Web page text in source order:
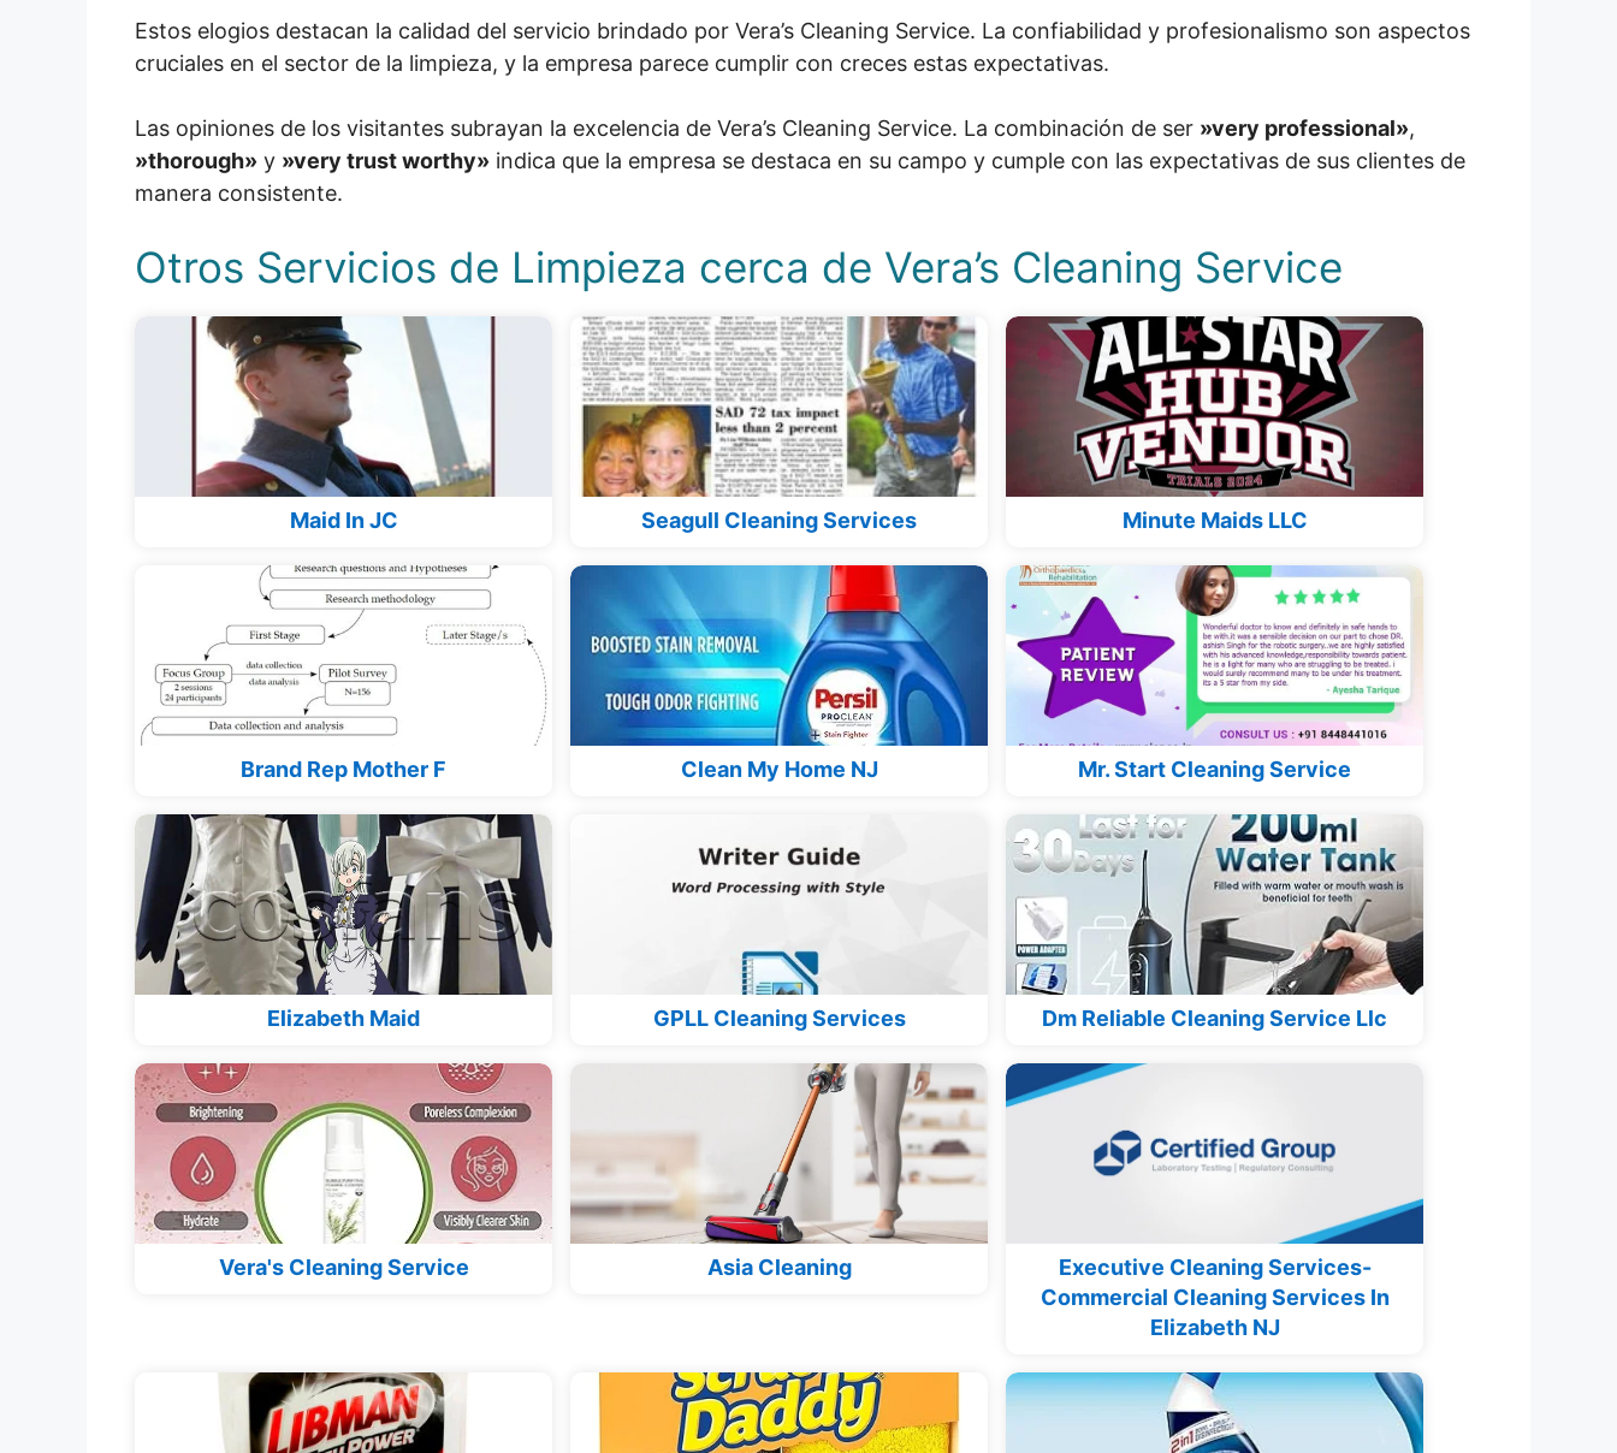
Estos elogios destacan la calidad del servicio brindado por Vera’s Cleaning Service. La confiabilidad y profesionalismo son aspectos
cruciales en el sector de la limpieza, y la empresa parece cumplir con creces estas expectativas.
Las opiniones de los visitantes subrayan la excelencia de Vera’s Cleaning Service. La combinación de ser »very professional»,
»thorough» y »very trust worthy» indica que la empresa se destaca en su campo y cumple con las expectativas de sus clientes de
manera consistente.
Otros Servicios de Limpieza cerca de Vera’s Cleaning Service
Maid In JC Seagull Cleaning Services Minute Maids LLC
Brand Rep Mother F Clean My Home NJ Mr. Start Cleaning Service
Elizabeth Maid GPLL Cleaning Services Dm Reliable Cleaning Service Llc
Vera's Cleaning Service Asia Cleaning
Executive Cleaning Services-
Commercial Cleaning Services In
Elizabeth NJ